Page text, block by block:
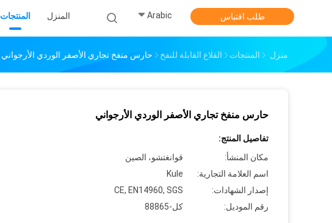
المنزل المنتجات Arabic طلب اقتباس
منزل المنتجات القلاع القابلة للنفخ حارس منفخ تجاري الأصفر الوردي الأرجواني
حارس منفخ تجاري الأصفر الوردي الأرجواني
تفاصيل المنتج:
مكان المنشأ:
قوانغتشو، الصين
اسم العلامة التجارية:
Kule
إصدار الشهادات:
CE, EN14960, SGS
رقم الموديل:
كل-88865